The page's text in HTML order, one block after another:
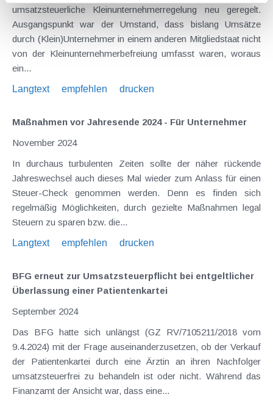
umsatzsteuerliche Kleinunternehmerregelung neu geregelt.
Ausgangspunkt war der Umstand, dass bislang Umsätze
durch (Klein)Unternehmer in einem anderen Mitgliedstaat nicht
von der Kleinunternehmerbefreiung umfasst waren, woraus
ein...
Langtext
empfehlen drucken
Maßnahmen vor Jahresende 2024 - Für Unternehmer
November 2024
In durchaus turbulenten Zeiten sollte der näher rückende
Jahreswechsel auch dieses Mal wieder zum Anlass für einen
Steuer-Check genommen werden. Denn es finden sich
regelmäßig Möglichkeiten, durch gezielte Maßnahmen legal
Steuern zu sparen bzw. die...
Langtext
empfehlen drucken
BFG erneut zur Umsatzsteuerpflicht bei entgeltlicher
Überlassung einer Patientenkartei
September 2024
Das BFG hatte sich unlängst (GZ RV/7105211/2018 vom
9.4.2024) mit der Frage auseinanderzusetzen, ob der Verkauf
der Patientenkartei durch eine Ärztin an ihren Nachfolger
umsatzsteuerfrei zu behandeln ist oder nicht. Während das
Finanzamt der Ansicht war, dass eine...